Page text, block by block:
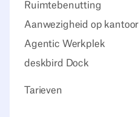
Ruimtebenutting
Aanwezigheid op kantoor
Agentic Werkplek
deskbird Dock
Tarieven